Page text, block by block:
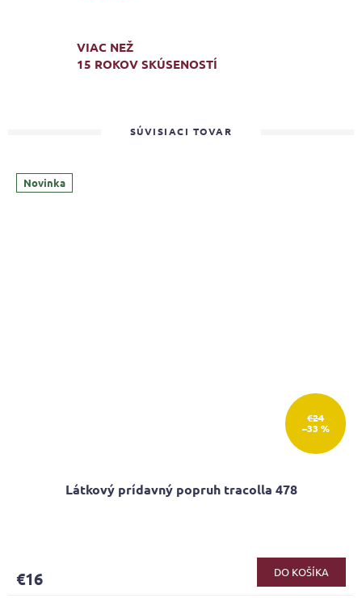
VIAC NEŽ
15 ROKOV SKÚSENOSTÍ
SÚVISIACI TOVAR
Novinka
€24
–33 %
Látkový prídavný popruh tracolla 478
€16 DO KOŠÍKA